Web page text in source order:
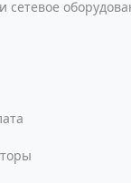
сетевое